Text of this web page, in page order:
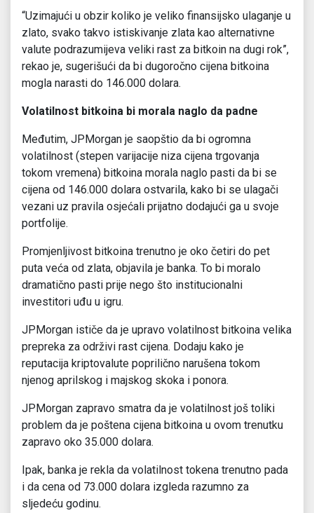
“Uzimajući u obzir koliko je veliko finansijsko ulaganje u
zlato, svako takvo istiskivanje zlata kao alternativne
valute podrazumijeva veliki rast za bitkoin na dugi rok”,
rekao je, sugerišući da bi dugoročno cijena bitkoina
mogla narasti do 146.000 dolara.
Volatilnost bitkoina bi morala naglo da padne
Međutim, JPMorgan je saopštio da bi ogromna
volatilnost (stepen varijacije niza cijena trgovanja
tokom vremena) bitkoina morala naglo pasti da bi se
cijena od 146.000 dolara ostvarila, kako bi se ulagači
vezani uz pravila osjećali prijatno dodajući ga u svoje
portfolije.
Promjenljivost bitkoina trenutno je oko četiri do pet
puta veća od zlata, objavila je banka. To bi moralo
dramatično pasti prije nego što institucionalni
investitori uđu u igru.
JPMorgan ističe da je upravo volatilnost bitkoina velika
prepreka za održivi rast cijena. Dodaju kako je
reputacija kriptovalute poprilično narušena tokom
njenog aprilskog i majskog skoka i ponora.
JPMorgan zapravo smatra da je volatilnost još toliki
problem da je poštena cijena bitkoina u ovom trenutku
zapravo oko 35.000 dolara.
Ipak, banka je rekla da volatilnost tokena trenutno pada
i da cena od 73.000 dolara izgleda razumno za
sljedeću godinu.